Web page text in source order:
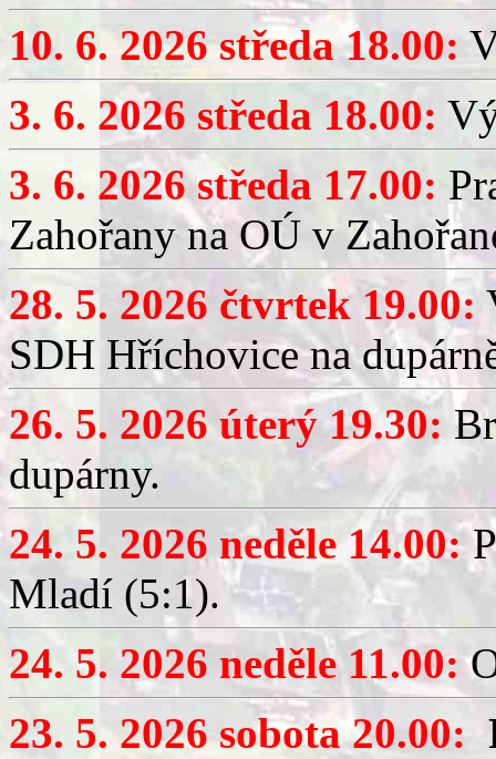
10. 6. 2026 středa 18.00:
3. 6. 2026 středa 18.00:
3. 6. 2026 středa 17.00:
Zahořany na OÚ v
28. 5. 2026 čtvrtek 19.00:
SDH Hříchovice na
26. 5. 2026 úterý 19.30:
dupárny.
24. 5. 2026 neděle 14.00:
Mladí (5:1).
24. 5. 2026 neděle 11.00:
23. 5. 2026 sobota 20.00: